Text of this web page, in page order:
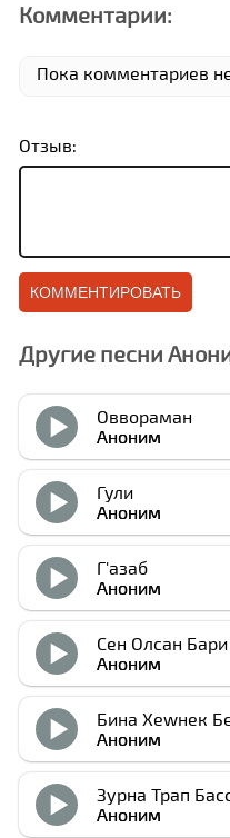
Комментарии:
Пока комментариев
Отзыв:
Другие песни
Оввораман
Аноним
Гули
Аноним
Г'азаб
Аноним
Сен Олсан
Аноним
Бина Xеwнек
Аноним
Зурна Трап
Аноним